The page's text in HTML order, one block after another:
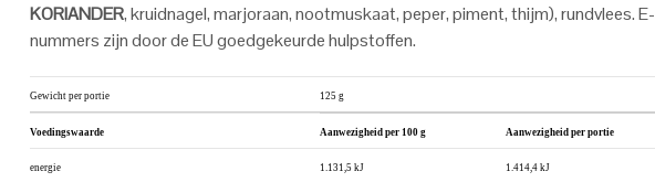
KORIANDER, kruidnagel, marjoraan, nootmuskaat, peper, piment, thijm), rundvlees. E-
nummers zijn door de EU goedgekeurde hulpstoffen.
Gewicht per portie 125 g
Voedingswaarde Aanwezigheid per 100 g Aanwezigheid per portie
energie 1.131,5 kJ 1.414,4 kJ